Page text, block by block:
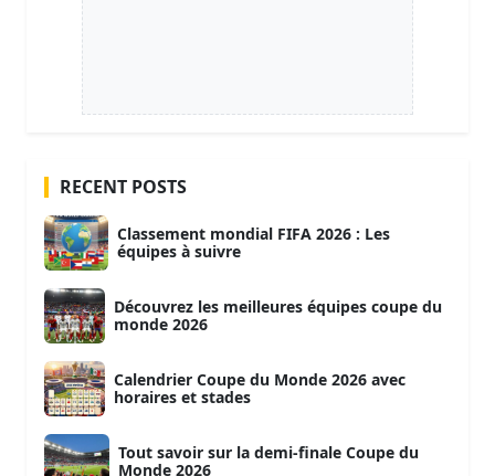
RECENT POSTS
Classement mondial FIFA 2026 : Les
équipes à suivre
Découvrez les meilleures équipes coupe du
monde 2026
Calendrier Coupe du Monde 2026 avec
horaires et stades
Tout savoir sur la demi-finale Coupe du
Monde 2026